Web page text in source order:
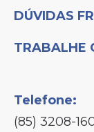
DÚVIDAS
TRABALHE
Telefone:
(85) 3208-